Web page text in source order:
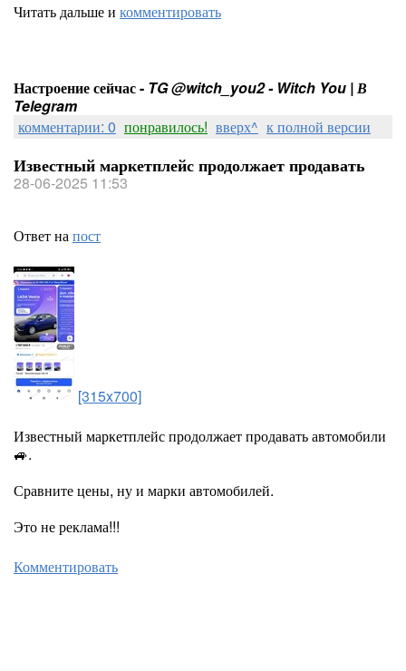
Читать дальше и комментировать
Настроение сейчас - TG @witch_you2 - Witch You | В
Telegram
комментарии: 0 понравилось! вверх^ к полной версии
Известный маркетплейс продолжает продавать
28-06-2025 11:53
Ответ напост
[315x700]
Известный маркетплейс продолжает продавать автомобили
🚙.
Сравните цены, ну и марки автомобилей.
Это не реклама!!!
Комментировать